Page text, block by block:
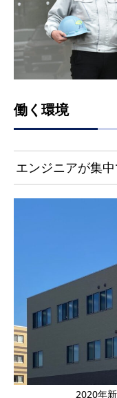
働く環境
エンジニアが集
2020年